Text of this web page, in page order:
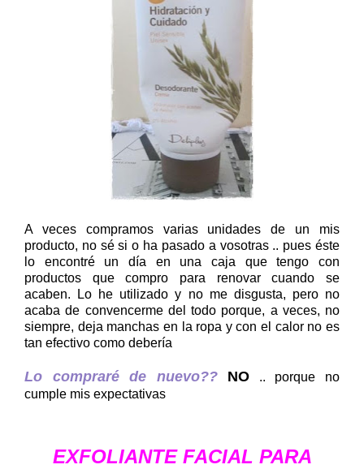
A veces compramos varias unidades de un mis
producto, no sé si o ha pasado a vosotras .. pues éste
lo encontré un día en una caja que tengo con
productos que compro para renovar cuando se
acaben. Lo he utilizado y no me disgusta, pero no
acaba de convencerme del todo porque, a veces, no
siempre, deja manchas en la ropa y con el calor no es
tan efectivo como debería
Lo compraré de nuevo?? NO .. porque no
cumple mis expectativas
EXFOLIANTE FACIAL PARA